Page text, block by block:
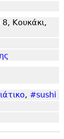
Κουκάκι,
, #sushi